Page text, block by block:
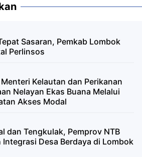
Sasaran, Pemkab Lombok
Perlinsos
Kelautan dan Perikanan
Nelayan Ekas Buana Melalui
Akses Modal
dan Tengkulak, Pemprov NTB
Desa Berdaya di Lombok